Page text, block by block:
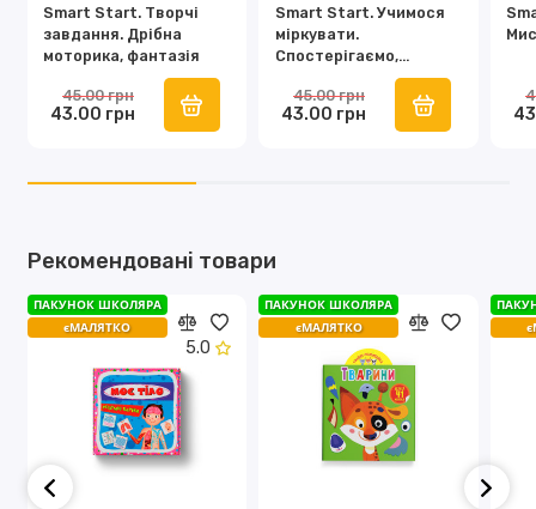
Smart Start. Творчі
завдання. Дрібна
моторика, фантазія
43.00 грн
45.00 грн
Smart Start. Учимося
міркувати.
Спостерігаємо,
запам’ятовуємо,
порівнюємо
43.00 грн
45.00 грн
Рекомендовані товари
5.0
ПАКУНОК ШКОЛЯРА
єМАЛЯТКО
ПАКУНОК ШКОЛЯРА
єМАЛЯТКО